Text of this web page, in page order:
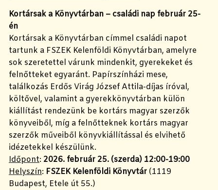
Kortársak a Könyvtárban – családi nap február 25-
én
Kortársak a Könyvtárban címmel családi napot
tartunk a FSZEK Kelenföldi Könyvtárban, amelyre
sok szeretettel várunk mindenkit, gyerekeket és
felnőtteket egyaránt. Papírszínházi mese,
találkozás Erdős Virág József Attila-díjas íróval,
költővel, valamint a gyerekkönyvtárban külön
kiállítást rendezünk be kortárs magyar szerzők
könyveiből, míg a felnőtteknek kortárs magyar
szerzők műveiből könyvkiállítással és elvihető
idézetekkel készülünk.
Időpont: 2026. február 25. (szerda) 12:00-19:00
Helyszín: FSZEK Kelenföldi Könyvtár (1119
Budapest, Etele út 55.)